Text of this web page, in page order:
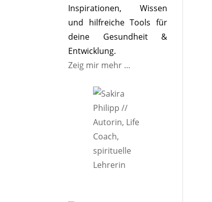
Inspirationen, Wissen
und hilfreiche Tools für
deine Gesundheit &
Entwicklung.
Zeig mir mehr ...